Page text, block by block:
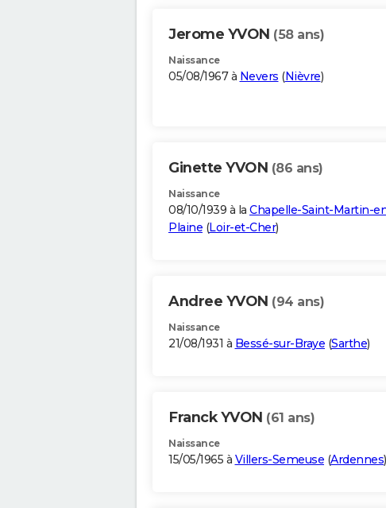
Jerome YVON (58 ans)
Naissance
05/08/1967 à Nevers (Nièvre)
Ginette YVON (86 ans)
Naissance
08/10/1939 à la Chapelle-Saint-Martin-
Plaine (Loir-et-Cher)
Andree YVON (94 ans)
Naissance
21/08/1931 à Bessé-sur-Braye (Sarthe)
Franck YVON (61 ans)
Naissance
15/05/1965 à Villers-Semeuse (Ardennes)